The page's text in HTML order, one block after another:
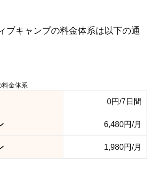
ブキャンプの料金体系は以下の通
料金体系
0円/7日間
6,480円/月
1,980円/月